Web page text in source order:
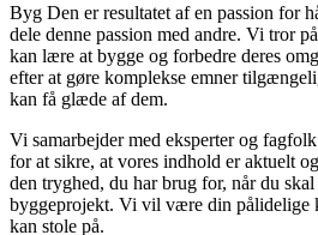
Byg Den er resultatet af en passion for
dele denne passion med andre. Vi tror
kan lære at bygge og forbedre deres
efter at gøre komplekse emner
kan få glæde af dem.
Vi samarbejder med eksperter og
for at sikre, at vores indhold er aktuelt
den tryghed, du har brug for, når du
byggeprojekt. Vi vil være din pålidelige
kan stole på.